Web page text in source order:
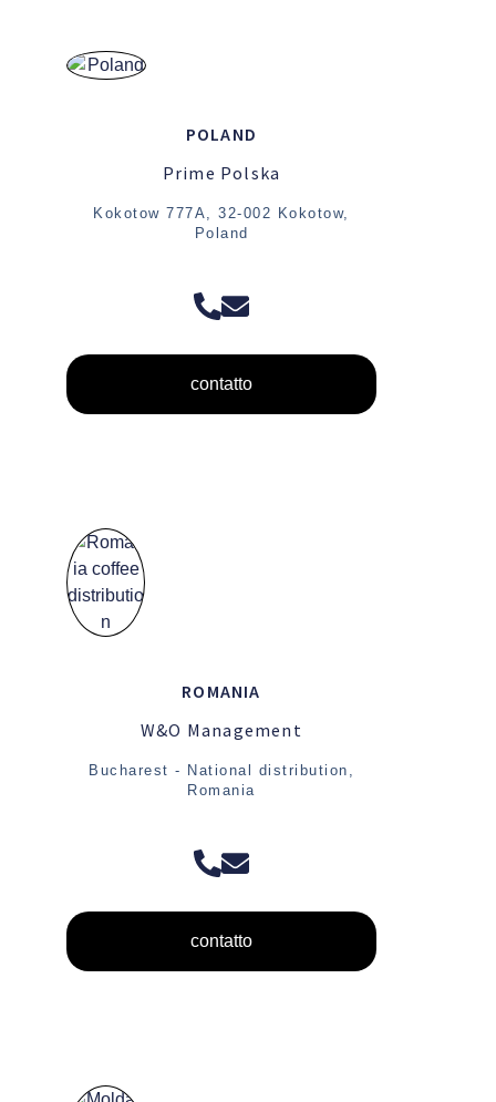
POLAND
Prime Polska
Kokotow 777A, 32-002 Kokotow,
Poland
contatto
ROMANIA
W&O Management
Bucharest - National distribution,
Romania
contatto